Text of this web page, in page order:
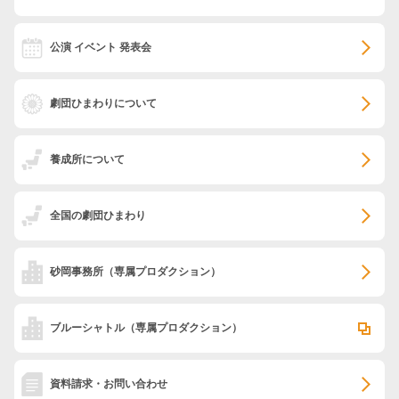
公演 イベント 発表会
劇団ひまわりについて
養成所について
全国の劇団ひまわり
砂岡事務所 （専属プロダクション）
ブルーシャトル（専属プロダクション）
資料請求・お問い合わせ